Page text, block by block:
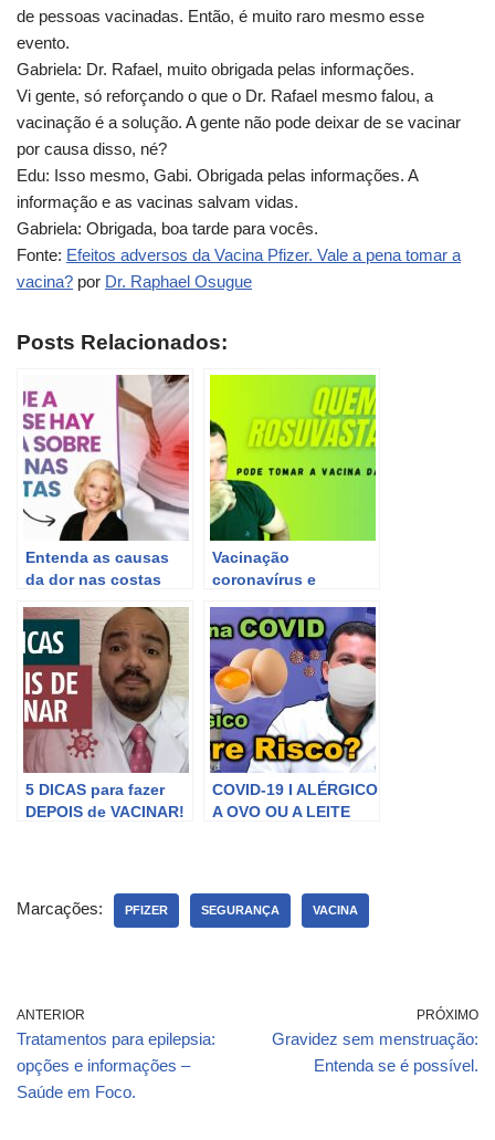
de pessoas vacinadas. Então, é muito raro mesmo esse
evento.
Gabriela: Dr. Rafael, muito obrigada pelas informações.
Vi gente, só reforçando o que o Dr. Rafael mesmo falou, a
vacinação é a solução. A gente não pode deixar de se vacinar
por causa disso, né?
Edu: Isso mesmo, Gabi. Obrigada pelas informações. A
informação e as vacinas salvam vidas.
Gabriela: Obrigada, boa tarde para vocês.
Fonte: Efeitos adversos da Vacina Pfizer. Vale a pena tomar a
vacina? por Dr. Raphael Osugue
Posts Relacionados:
Entenda as causas
da dor nas costas
Louise Hay com
Renata Fornari.
Vacinação
coronavírus e
me vacinar se tomar
rosuvastatina?
5 DICAS para fazer
DEPOIS de VACINAR!
COVID-19 I ALÉRGICO
A OVO OU A LEITE
Marcações: PFIZER SEGURANÇA VACINA
ANTERIOR
Tratamentos para epilepsia:
opções e informações –
Saúde em Foco.
PRÓXIMO
Gravidez sem menstruação:
Entenda se é possível.